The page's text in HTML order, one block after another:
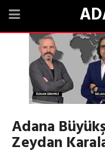
Adana
Zeydan